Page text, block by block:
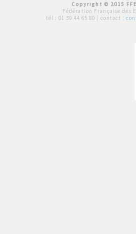
Copyright © 2015
Fédération Française des
tél : 01 39 44 65 80 | contact :